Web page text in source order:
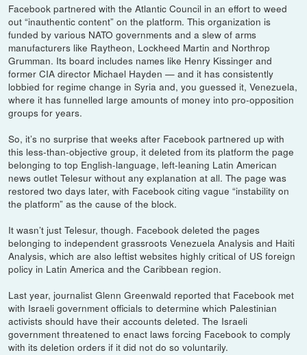
Facebook partnered with the Atlantic Council in an effort to weed
out “inauthentic content” on the platform. This organization is
funded by various NATO governments and a slew of arms
manufacturers like Raytheon, Lockheed Martin and Northrop
Grumman. Its board includes names like Henry Kissinger and
former CIA director Michael Hayden — and it has consistently
lobbied for regime change in Syria and, you guessed it, Venezuela,
where it has funnelled large amounts of money into pro-opposition
groups for years.
So, it’s no surprise that weeks after Facebook partnered up with
this less-than-objective group, it deleted from its platform the page
belonging to top English-language, left-leaning Latin American
news outlet Telesur without any explanation at all. The page was
restored two days later, with Facebook citing vague “instability on
the platform” as the cause of the block.
It wasn’t just Telesur, though. Facebook deleted the pages
belonging to independent grassroots Venezuela Analysis and Haiti
Analysis, which are also leftist websites highly critical of US foreign
policy in Latin America and the Caribbean region.
Last year, journalist Glenn Greenwald reported that Facebook met
with Israeli government officials to determine which Palestinian
activists should have their accounts deleted. The Israeli
government threatened to enact laws forcing Facebook to comply
with its deletion orders if it did not do so voluntarily.